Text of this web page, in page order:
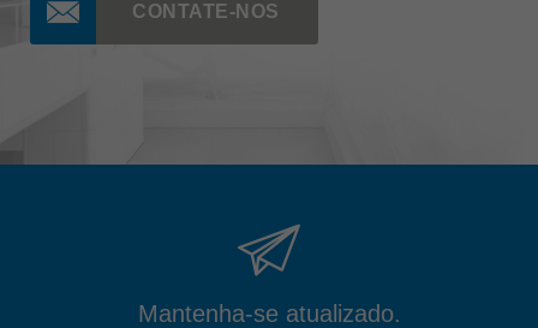
CONTATE-NOS
Mantenha-se atualizado.